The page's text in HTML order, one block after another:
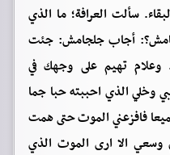
سألت العرافة؛ ما الذي
أجاب جلجامش: جئت
وعلام تهيم على وجهك في
وخلي الذي احببته حبا جما
فافزعني الموت حتى همت
وسعي الا ارى الموت الذي